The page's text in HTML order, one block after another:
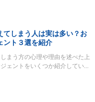
てしまう人は実は多い？お
ント３選を紹介
まう方の心理や理由を述べた上
ェントをいくつか紹介してい…